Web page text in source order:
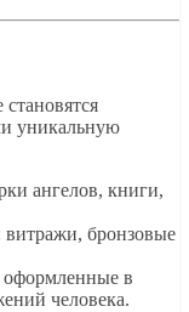
уникальную
ангелов, книги,
витражи, бронзовые
оформленные в
человека.